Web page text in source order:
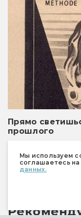
Мы используем
соглашаетесь на
данных.
Прямо
прошлого